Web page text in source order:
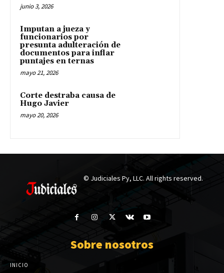
junio 3, 2026
Imputan a jueza y
funcionarios por
presunta adulteración de
documentos para inflar
puntajes en ternas
mayo 21, 2026
Corte destraba causa de
Hugo Javier
mayo 20, 2026
© Judiciales Py, LLC. All rights reserved.
Sobre nosotros
INICIO